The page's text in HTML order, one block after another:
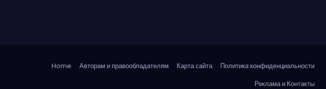
Home Авторам и правообладателям Карта сайта
Политика конфиденциальности
Реклама и Контакты